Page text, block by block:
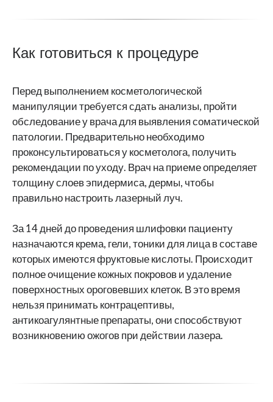
Как готовиться к процедуре
Перед выполнением косметологической
манипуляции требуется сдать анализы, пройти
обследование у врача для выявления соматической
патологии. Предварительно необходимо
проконсультироваться у косметолога, получить
рекомендации по уходу. Врач на приеме определяет
толщину слоев эпидермиса, дермы, чтобы
правильно настроить лазерный луч.
За 14 дней до проведения шлифовки пациенту
назначаются крема, гели, тоники для лица в составе
которых имеются фруктовые кислоты. Происходит
полное очищение кожных покровов и удаление
поверхностных ороговевших клеток. В это время
нельзя принимать контрацептивы,
антикоагулянтные препараты, они способствуют
возникновению ожогов при действии лазера.